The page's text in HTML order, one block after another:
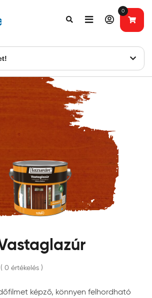
0
( 0 értékelés )
képző, könnyen felhordható